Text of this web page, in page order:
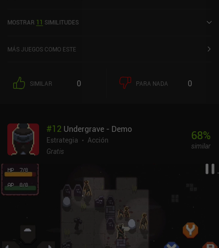
MOSTRAR 11 SIMILITUDES
MÁS JUEGOS COMO ESTE
SIMILAR 0 PARA NADA 0
#12 Undergrave - Demo
Estrategia
Acción
Gratis
68%
similar